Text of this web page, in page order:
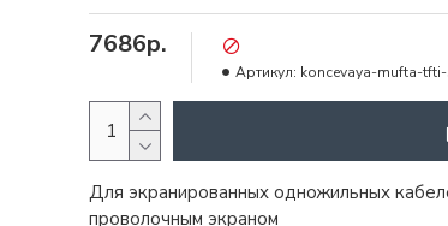
7686р.
Артикул: koncevaya-mufta-
Для экранированных одножильных
проволочным экраном